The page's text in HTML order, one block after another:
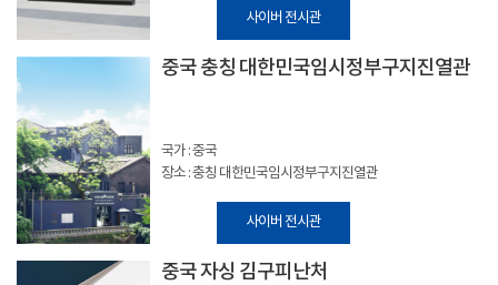
사이버 전시관
중국 충칭 대한민국임시정부구지진열관
국가 : 중국
장소 : 충칭 대한민국임시정부구지진열관
사이버 전시관
중국 자싱 김구피난처